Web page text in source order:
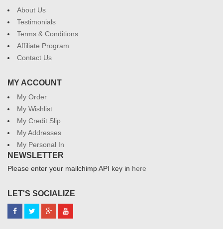
About Us
Testimonials
Terms & Conditions
Affiliate Program
Contact Us
MY ACCOUNT
My Order
My Wishlist
My Credit Slip
My Addresses
My Personal In
NEWSLETTER
Please enter your mailchimp API key in here
LET'S SOCIALIZE